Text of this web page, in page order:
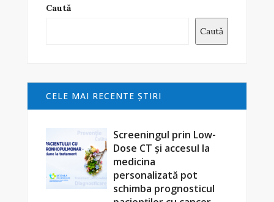
Caută
Caută
CELE MAI RECENTE ŞTIRI
Screeningul prin Low-
Dose CT și accesul la
medicina
personalizată pot
schimba prognosticul